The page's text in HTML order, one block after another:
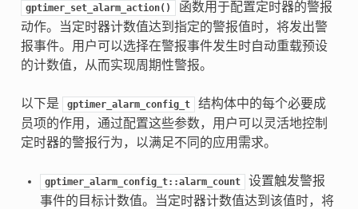
gptimer_set_alarm_action()
函数用于配置定时器的警报
动作。当定时器计数值达到指定的警报值时，将发出警
报事件。用户可以选择在警报事件发生时自动重载预设
的计数值，从而实现周期性警报。
以下是 gptimer_alarm_config_t
结构体中的每个必要成
员项的作用，通过配置这些参数，用户可以灵活地控制
定时器的警报行为，以满足不同的应用需求。
gptimer_alarm_config_t::alarm_count
设置触发警报
事件的目标计数值。当定时器计数值达到该值时，将